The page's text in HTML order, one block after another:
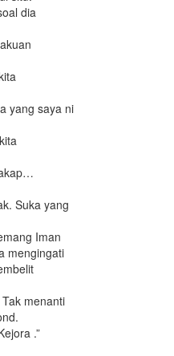
dia
yang saya ni
Suka yang
Iman
mengingati
menanti
.”